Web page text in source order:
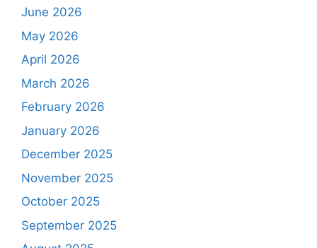
June 2026
May 2026
April 2026
March 2026
February 2026
January 2026
December 2025
November 2025
October 2025
September 2025